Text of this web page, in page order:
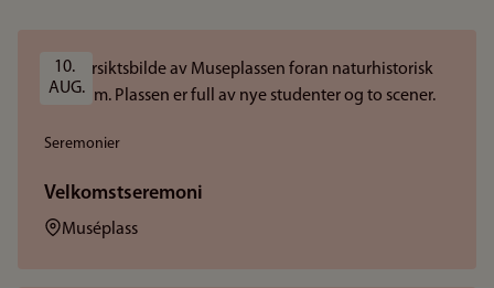
10.
AUG.
Seremonier
Velkomstseremoni
Sted:Muséplass